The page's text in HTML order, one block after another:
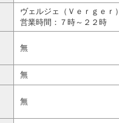
ヴェルジェ（Ｖｅｒｇｅｒ）
営業時間：７時～２２時
無
無
無